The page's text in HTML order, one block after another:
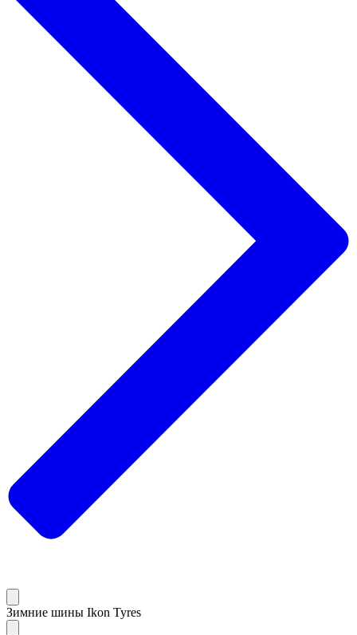
Зимние шины Ikon Tyres